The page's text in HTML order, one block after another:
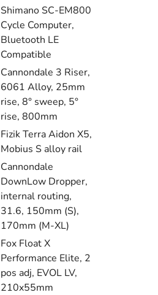
Shimano SC-EM800
Cycle Computer,
Bluetooth LE
Compatible
Cannondale 3 Riser,
6061 Alloy, 25mm
rise, 8° sweep, 5°
rise, 800mm
Fizik Terra Aidon X5,
Mobius S alloy rail
Cannondale
DownLow Dropper,
internal routing,
31.6, 150mm (S),
170mm (M-XL)
Fox Float X
Performance Elite, 2
pos adj, EVOL LV,
210x55mm